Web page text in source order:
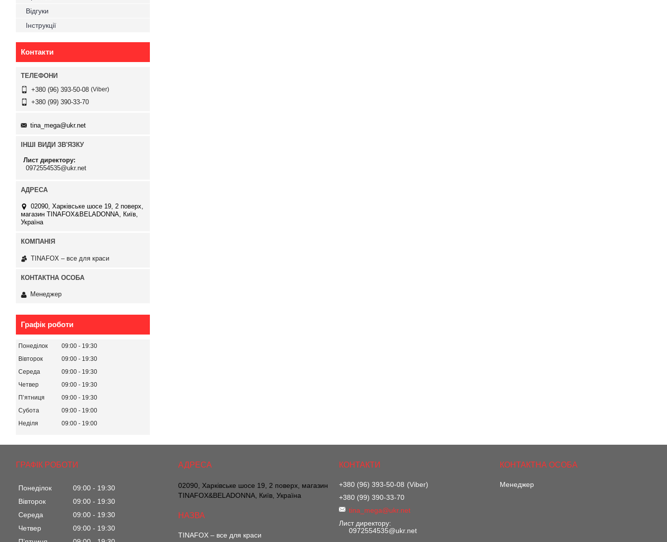
Відгуки
Інструкції
Контакти
+380 (96) 393-50-08 Viber
+380 (99) 390-33-70
tina_mega@ukr.net
ІНШІ ВИДИ ЗВ'ЯЗКУ
Лист директору
0972554535@ukr.net
02090, Харківське шосе 19, 2 поверх,
магазин TINAFOX&BELADONNA, Київ,
Україна
TINAFOX – все для краси
Менеджер
Графік роботи
Понеділок 09:00
19:30
Вівторок
09:00
19:30
Середа
09:00
19:30
Четвер
09:00
19:30
Пʼятниця
09:00
19:30
Субота
09:00
19:00
Неділя
09:00 19:00
ГРАФІК РОБОТИ
Понеділок 09:00
19:30
Вівторок
09:00
19:30
Середа
09:00
19:30
Четвер
09:00
19:30
02090, Харківське шосе 19, 2 поверх, магазин
TINAFOX&BELADONNA, Київ, Україна
TINAFOX – все для краси
+380 (96) 393-50-08
Viber
+380 (99) 390-33-70
tina_mega@ukr.net
Лист директору
0972554535@ukr.net
Менеджер